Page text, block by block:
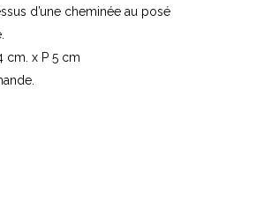
d’une cheminée au posé
cm. x P 5 cm